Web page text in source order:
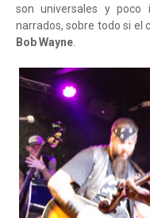
son universales y
narrados, sobre todo si el
Bob Wayne.